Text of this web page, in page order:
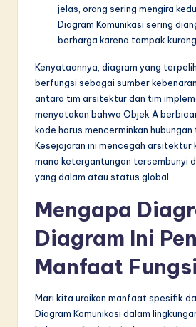
jelas, orang sering mengira
Diagram Komunikasi sering
berharga karena tampak
Kenyataannya, diagram yang
berfungsi sebagai sumber
antara tim arsitektur dan tim
menyatakan bahwa Objek A
kode harus mencerminkan
Kesejajaran ini mencegah arsitektur
mana ketergantungan tersembunyi
yang dalam atau status global.
Mengapa
Diagram Ini
Manfaat
Mari kita uraikan manfaat spesifik
Diagram Komunikasi dalam